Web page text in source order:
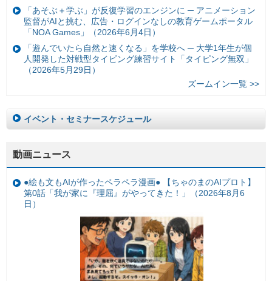
「あそぶ＋学ぶ」が反復学習のエンジンに ─ アニメーション
監督がAIと挑む、広告・ログインなしの教育ゲームポータル
「NOA Games」（2026年6月4日）
「遊んでいたら自然と速くなる」を学校へ ─ 大学1年生が個
人開発した対戦型タイピング練習サイト「タイピング無双」
（2026年5月29日）
ズームイン一覧 >>
イベント・セミナースケジュール
動画ニュース
●絵も文もAIが作ったペラペラ漫画● 【ちゃのまのAIプロト】
第0話「我が家に『理屈』がやってきた！」（2026年8月6
日）